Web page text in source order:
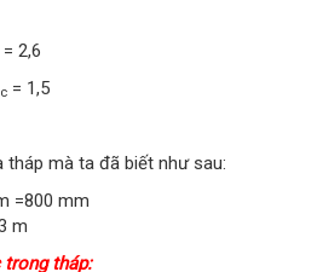
= 2,6
c = 1,5
mà ta đã biết như sau:
=800 mm
m
trong tháp: